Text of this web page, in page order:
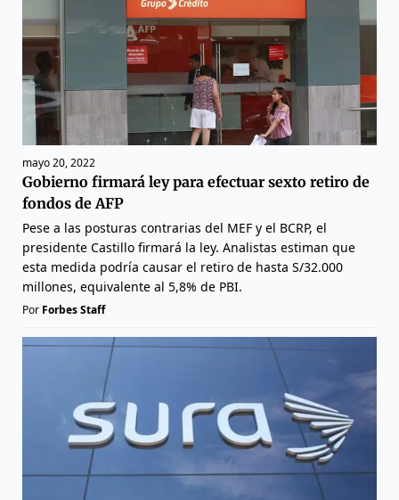
mayo 20, 2022
Gobierno firmará ley para efectuar sexto retiro de
fondos de AFP
Pese a las posturas contrarias del MEF y el BCRP, el
presidente Castillo firmará la ley. Analistas estiman que
esta medida podría causar el retiro de hasta S/32.000
millones, equivalente al 5,8% de PBI.
Por Forbes Staff